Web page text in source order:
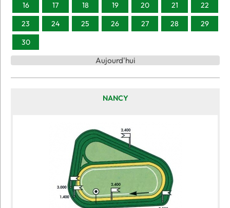
16
17 18 19 20 21
22
23
24 25 26 27 28
29
30
Aujourd'hui
NANCY